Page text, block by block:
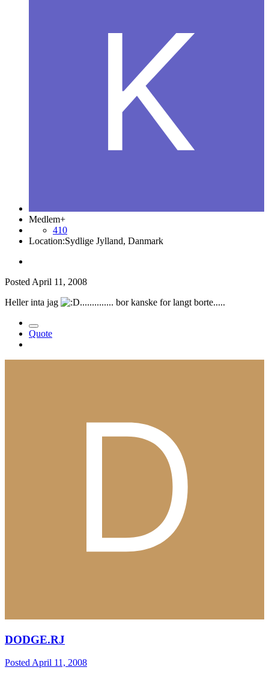
Medlem+
410
Location:Sydlige Jylland, Danmark
Posted April 11, 2008
Heller inta jag
.............. bor kanske for langt borte.....
Quote
DODGE.RJ
PostedApril 11, 2008